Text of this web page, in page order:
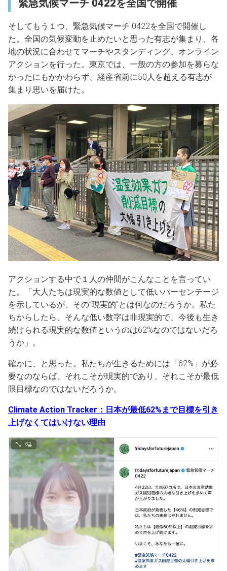
緊急気候マーチ 0422を全国で開催
そしてもう１つ、緊急気候マーチ 0422を全国で開催し
た。全国の気候変動を止めたいと思った有志が集まり、各
地の状況に合わせてマーチやスタンディング、オンライン
アクションを行った。東京では、一般の方の参加を募らな
かったにもかかわらず、経産省前に50人を超える有志が
集まり思いを届けた。
アクションする中で１人の仲間がこんなことを言ってい
た。「大人たちは現実的な数値として低いパーセンテージ
を示しているが、その”現実的”とは何なのだろうか。私た
ちからしたら、そんな低い数字は非現実的で、今後も生き
続けられる現実的な数値というのは62%なのではないだろ
うか」。
確かに、と思った。私たちが生きるためには「62%」が必
要なのならば、それこそが現実的であり、それこそが最低
限目標なのではないだろうか。
Climate Action Tracker：日本が最低62%まで目標を引き
上げなくてはいけない理由